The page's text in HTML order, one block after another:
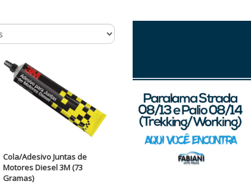
Cola/Adesivo Juntas de
Motores Diesel 3M (73
Gramas)